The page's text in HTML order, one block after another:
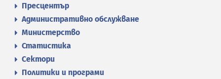
Пресцентър
Административно обслужване
Министерство
Статистика
Сектори
Политики и програми